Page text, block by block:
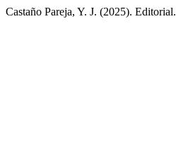
Castaño Pareja, Y. J. (2025). Editorial.